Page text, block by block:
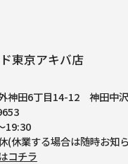
東京アキバ店
神田6丁目14-12 神田中
19:30
休業する場合は随時お知
コチラ